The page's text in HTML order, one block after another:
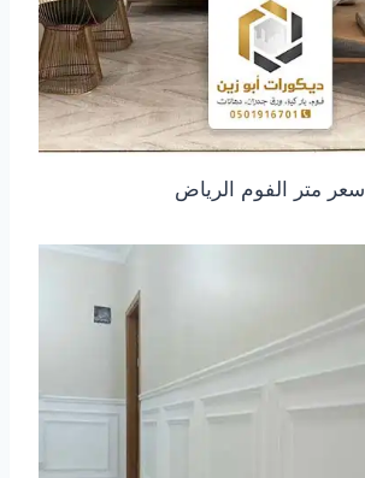
سعر متر الفوم الرياض